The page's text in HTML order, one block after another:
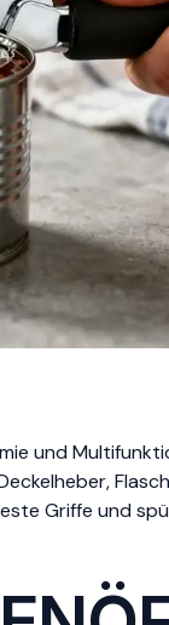
und
Griffe und